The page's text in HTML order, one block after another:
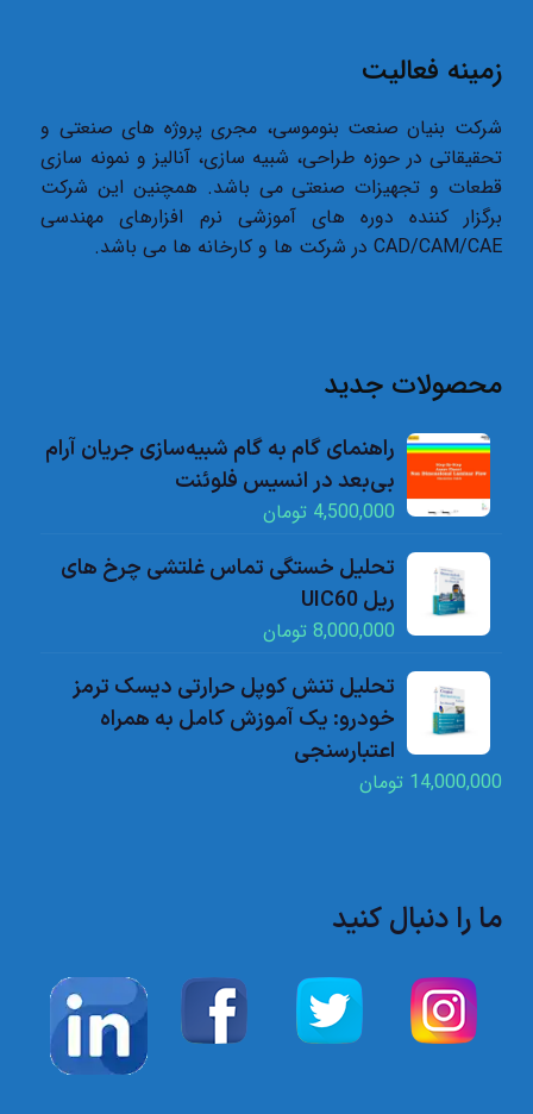
زمینه فعالیت
شرکت بنیان صنعت بنوموسی، مجری پروژه های صنعتی و
تحقیقاتی در حوزه طراحی، شبیه سازی، آنالیز و نمونه سازی
قطعات و تجهیزات صنعتی می باشد. همچنین این شرکت
برگزار کننده دوره های آموزشی نرم افزارهای مهندسی
CAD/CAM/CAE در شرکت ها و کارخانه ها می باشد.
محصولات جدید
راهنمای گام به گام شبیه‌سازی جریان آرام
بی‌بعد در انسیس فلوئنت
4,500,000 تومان
تحلیل خستگی تماس غلتشی چرخ های
ریل UIC60
8,000,000 تومان
تحلیل تنش کوپل حرارتی دیسک ترمز
خودرو: یک آموزش کامل به همراه
اعتبارسنجی
14,000,000 تومان
ما را دنبال کنید